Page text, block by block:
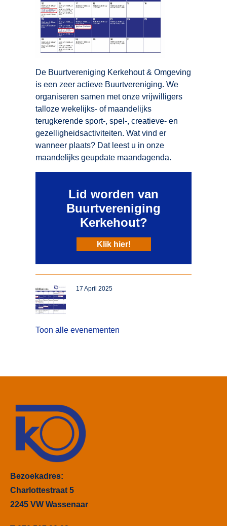
De Buurtvereniging Kerkehout & Omgeving
is een zeer actieve Buurtvereniging. We
organiseren samen met onze vrijwilligers
talloze wekelijks- of maandelijks
terugkerende sport-, spel-, creatieve- en
gezelligheidsactiviteiten. Wat vind er
wanneer plaats? Dat leest u in onze
maandelijks geupdate maandagenda.
Lid worden van
Buurtvereniging
Kerkehout?
Klik hier!
17 April 2025
Toon alle evenementen
Bezoekadres:
Charlottestraat 5
2245 VW Wassenaar